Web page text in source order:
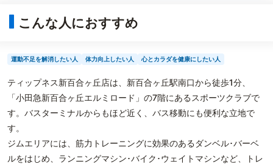
こんな人におすすめ
運動不足を解消したい人 体力向上したい人 心とカラダを健康にしたい人
ティップネス新百合ヶ丘店は、新百合ヶ丘駅南口から徒歩1分、
「小田急新百合ヶ丘エルミロード」の7階にあるスポーツクラブで
す。バスターミナルからもほど近く、バス移動にも便利な立地で
す。
ジムエリアには、筋力トレーニングに効果のあるダンベル･バーベ
ルをはじめ、ランニングマシン･バイク･ウェイトマシンなど、トレ